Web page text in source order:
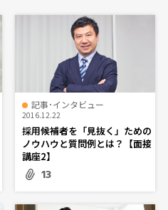
記事･インタビュー
2016.12.22
採用候補者を「見抜く」ための
ノウハウと質問例とは？【面接
講座2】
13